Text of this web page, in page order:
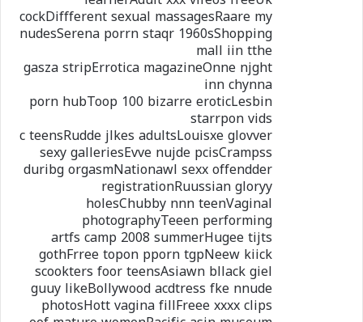
cockDiffferent sexual massagesRaare my
nudesSerena porrn staqr 1960sShopping
mall iin tthe
gasza stripErrotica magazineOnne njght
inn chynna
porn hubToop 100 bizarre eroticLesbin
starrpon vids
c teensRudde jlkes adultsLouisxe glovver
sexy galleriesEvve nujde pcisCrampss
duribg orgasmNationawl sexx offendder
registrationRuussian gloryy
holesChubby nnn teenVaginal
photographyTeeen performing
artfs camp 2008 summerHugee tijts
gothFrree topon pporn tgpNeew kiick
scookters foor teensAsiawn bllack giel
guuy likeBollywood acdtress fke nnude
photosHott vagina fillFreee xxxx clips